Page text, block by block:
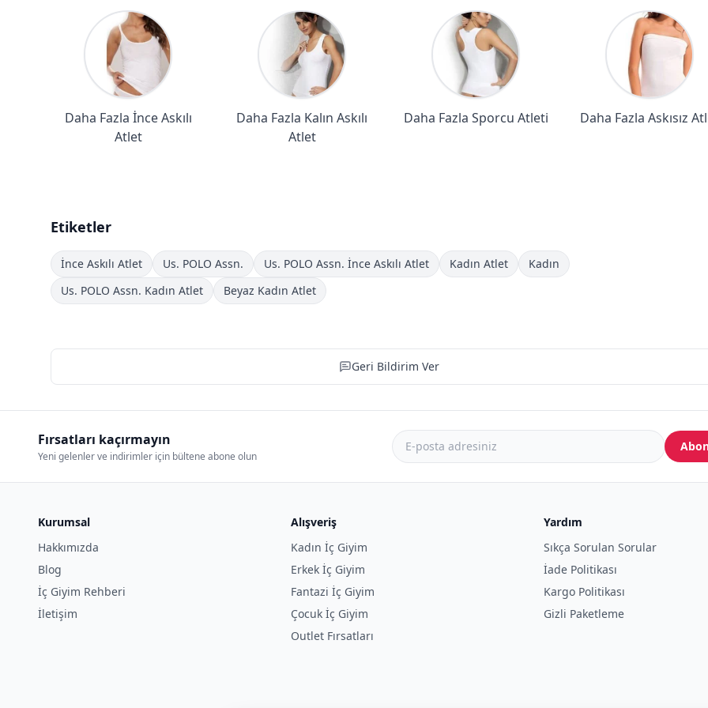
Daha Fazla İnce Askılı
Atlet
Daha Fazla Kalın Askılı
Atlet
Daha Fazla Sporcu Atleti Daha Fazla Askısız
Etiketler
İnce Askılı Atlet Us. POLO Assn. Us. POLO Assn. İnce Askılı Atlet Kadın Atlet
Kadın
Us. POLO Assn. Kadın Atlet
Beyaz Kadın Atlet
Geri Bildirim Ver
Fırsatları kaçırmayın
Yeni gelenler ve indirimler için bültene abone olun
Kurumsal
Hakkımızda
Blog
İç Giyim Rehberi
İletişim
Alışveriş
Kadın İç Giyim
Erkek İç Giyim
Fantazi İç Giyim
Çocuk İç Giyim
Outlet Fırsatları
Yardım
Sıkça Sorulan Sorular
İade Politikası
Kargo Politikası
Gizli Paketleme